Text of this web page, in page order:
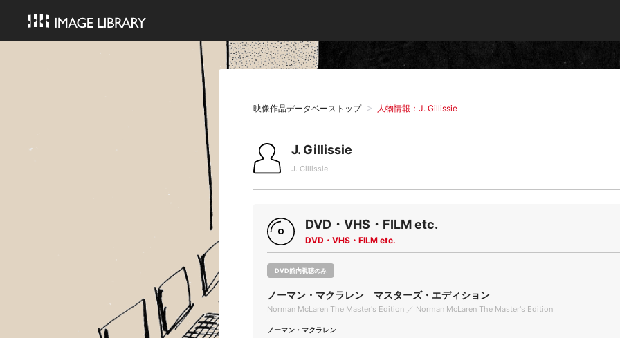
映像作品データベーストップ 人物情報：J. Gillissie
J. Gillissie
J. Gillissie
DVD・VHS・FILM etc.
DVD・VHS・FILM etc.
DVD館内視聴のみ
ノーマン・マクラレン マスターズ・エディション
Norman McLaren The Master's Edition ／ Norman McLaren The Master's Edition
ノーマン・マクラレン